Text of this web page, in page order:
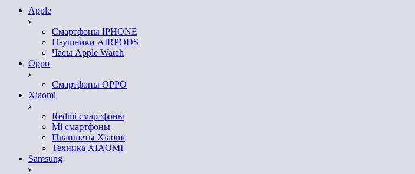
Apple
Смартфоны IPHONE
Наушники AIRPODS
Часы Apple Watch
Oppo
Смартфоны OPPO
Xiaomi
Redmi смартфоны
Mi смартфоны
Планшеты Xiaomi
Техника XIAOMI
Samsung